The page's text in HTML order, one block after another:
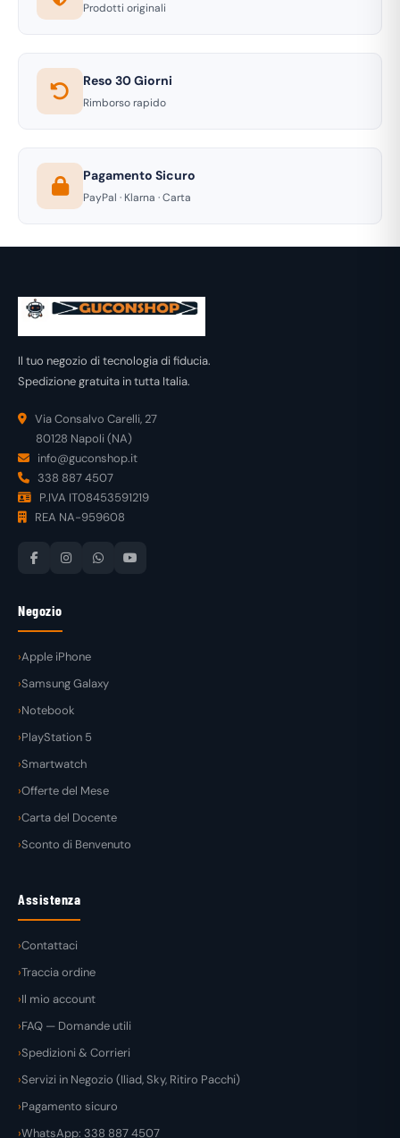
Prodotti originali
Reso 30 Giorni
Rimborso rapido
Pagamento Sicuro
PayPal · Klarna · Carta
Il tuo negozio di tecnologia di fiducia.
Spedizione gratuita in tutta Italia.
Via Consalvo Carelli, 27
80128 Napoli (NA)
info@guconshop.it
338 887 4507
P.IVA IT08453591219
REA NA-959608
Negozio
Apple iPhone
Samsung Galaxy
Notebook
PlayStation 5
Smartwatch
Offerte del Mese
Carta del Docente
Sconto di Benvenuto
Assistenza
Contattaci
Traccia ordine
Il mio account
FAQ — Domande utili
Spedizioni & Corrieri
Servizi in Negozio (Iliad, Sky, Ritiro Pacchi)
Pagamento sicuro
WhatsApp: 338 887 4507